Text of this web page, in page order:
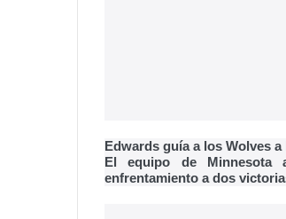
Edwards guía a los Wolves
El equipo de Minnesota
enfrentamiento a dos